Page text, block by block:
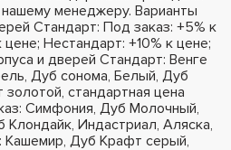
менеджеру. Варианты
Стандарт: Под заказ: +5% к
Нестандарт: +10% к цене;
и дверей Стандарт: Венге
Дуб сонома, Белый, Дуб
стандартная цена
Симфония, Дуб Молочный,
Индастриал, Аляска,
Кашемир, Дуб Крафт серый,